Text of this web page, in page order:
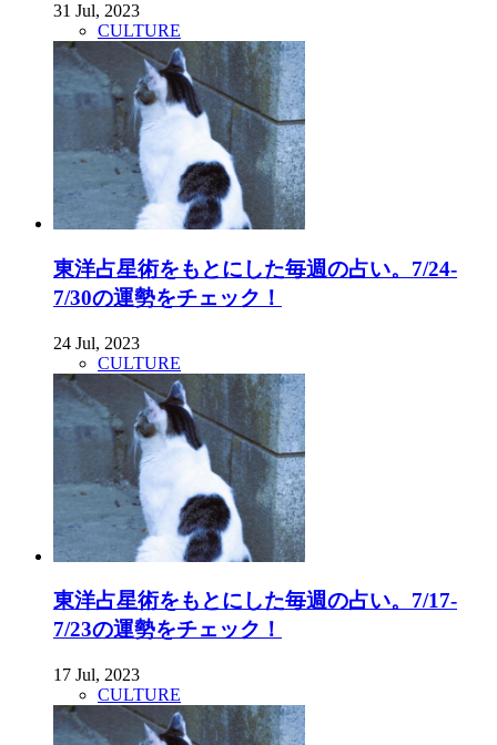
31 Jul, 2023
CULTURE
東洋占星術をもとにした毎週の占い。7/24-
7/30の運勢をチェック！
24 Jul, 2023
CULTURE
東洋占星術をもとにした毎週の占い。7/17-
7/23の運勢をチェック！
17 Jul, 2023
CULTURE